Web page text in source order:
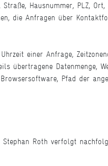
Hausnummer, PLZ, Ort,
die Anfragen über
einer Anfrage,
übertragene Datenmenge,
Pfad der
Roth verfolgt